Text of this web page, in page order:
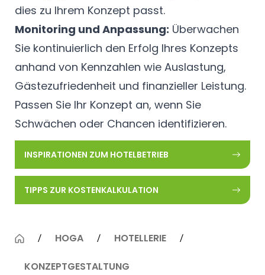
dies zu Ihrem Konzept passt.
Monitoring und Anpassung: Überwachen
Sie kontinuierlich den Erfolg Ihres Konzepts
anhand von Kennzahlen wie Auslastung,
Gästezufriedenheit und finanzieller Leistung.
Passen Sie Ihr Konzept an, wenn Sie
Schwächen oder Chancen identifizieren.
INSPIRATIONEN ZUM HOTELBETRIEB
TIPPS ZUR KOSTENKALKULATION
HOGA HOTELLERIE
KONZEPTGESTALTUNG